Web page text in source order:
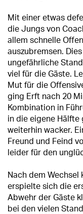
Mit einer etwas
die Jungs von
allem schnelle
auszubremsen.
ungefährliche
viel für die Gäste.
Mut für die
ging Erft nach 20
Kombination in
in die eigene
weiterhin wacker.
Freund und Feind
leider für den
Nach dem Wechsel
erspielte sich die
Abwehr der Gäste
bei den vielen